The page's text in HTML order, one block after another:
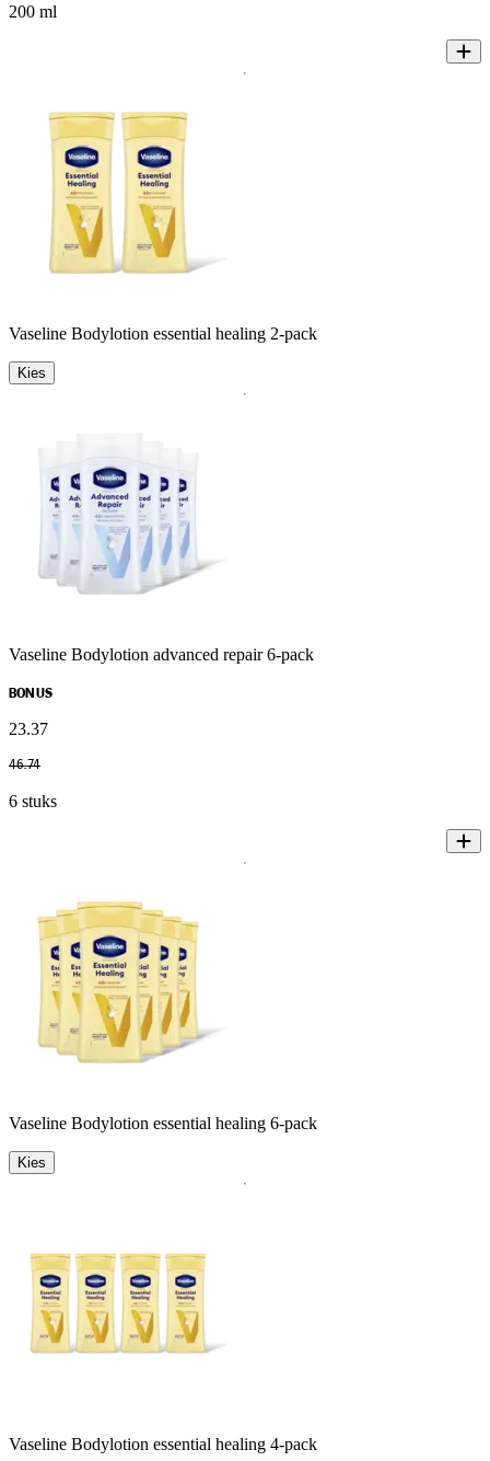
200 ml
Vaseline Bodylotion essential healing 2-pack
Kies
Vaseline Bodylotion advanced repair 6-pack
BONUS
23.37
46.74
6 stuks
Vaseline Bodylotion essential healing 6-pack
Kies
Vaseline Bodylotion essential healing 4-pack